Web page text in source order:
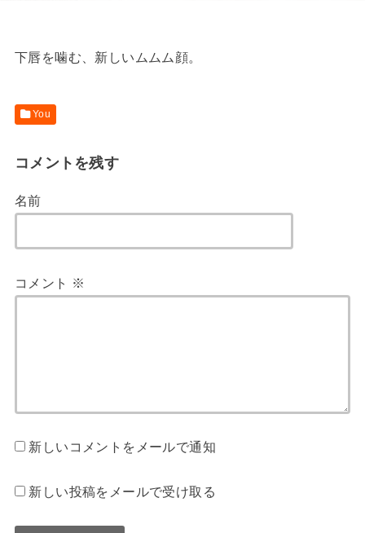
下唇を噛む、新しいムムム顔。
You
コメントを残す
名前
コメント ※
新しいコメントをメールで通知
新しい投稿をメールで受け取る